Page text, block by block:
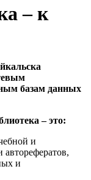
– к
базам данных
– это:
и
авторефератов,
и